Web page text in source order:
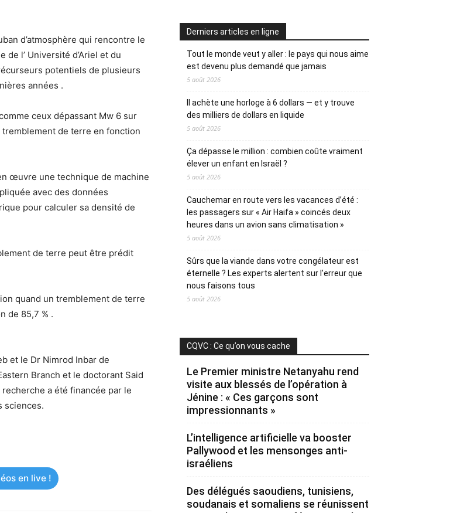
d’atmosphère qui rencontre le
de l’ Université d’Ariel et du
potentiels de plusieurs
années .
ceux dépassant Mw 6 sur
tremblement de terre en fonction
œuvre une technique de machine
avec des données
pour calculer sa densité de
de terre peut être prédit
quand un tremblement de terre
de 85,7 % .
et le Dr Nimrod Inbar de
Branch et le doctorant Said
recherche a été financée par le
sciences.
en live !
Derniers articles en ligne
Tout le monde veut y aller : le pays qui nous aime
est devenu plus demandé que jamais
5 août 2026
Il achète une horloge à 6 dollars — et y trouve
des milliers de dollars en liquide
5 août 2026
Ça dépasse le million : combien coûte vraiment
élever un enfant en Israël ?
5 août 2026
Cauchemar en route vers les vacances d’été :
les passagers sur « Air Haifa » coincés deux
heures dans un avion sans climatisation »
5 août 2026
Sûrs que la viande dans votre congélateur est
éternelle ? Les experts alertent sur l’erreur que
nous faisons tous
5 août 2026
CQVC : Ce qu’on vous cache
Le Premier ministre Netanyahu rend
visite aux blessés de l’opération à
Jénine : « Ces garçons sont
impressionnants »
L’intelligence artificielle va booster
Pallywood et les mensonges anti-
israéliens
Des délégués saoudiens, tunisiens,
soudanais et somaliens se réunissent